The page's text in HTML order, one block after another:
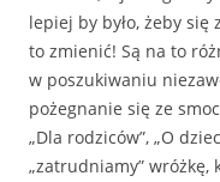
lepiej by było, żeby się
to zmienić! Są na to
w poszukiwaniu
pożegnanie się ze
„Dla rodziców”, „O
„zatrudniamy” wróżkę,